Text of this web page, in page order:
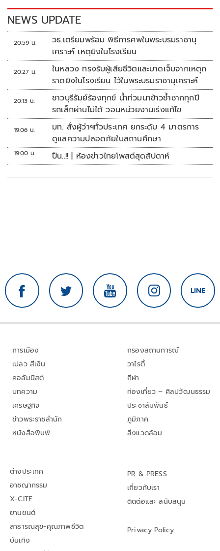
k k
NEWS UPDATE
20:59 น.
วธ.เตรียมพร้อม พิธีการศพในพระบรมราชานุ
เคราะห์ เหตุยิงในโรงเรียน
20:27 น.
ในหลวง ทรงรับผู้เสียชีวิตและบาดเจ็บจากเหตุก
ราดยิงในโรงเรียน ไว้ในพระบรมราชานุเคราะห์
20:13 น.
ชาวบุรีรัมย์ร้องทุกข์ น้ำท่วมนาข้าวซ้ำซากทุกปี
รถเล็กผ่านไม่ได้ วอนหน่วยงานเร่งแก้ไข
19:06 น.
มท. สั่งผู้ว่าฯทั่วประเทศ ยกระดับ 4 มาตรการ
ดูแลความปลอดภัยในสถานศึกษา
19:00 น. ปืน..!! | ห้องข่าวไทยโพสต์สุดสัปดาห์
การเมือง
เปลว สีเงิน
คอลัมนิสต์
บทความ
เศรษฐกิจ
ข่าวพระราชสำนัก
หนังสือพิมพ์
กรองสถานการณ์
วาไรตี้
กีฬา
ท่องเที่ยว – ศิลปวัฒนธรรม
ประชาสัมพันธ์
ภูมิภาค
สิ่งแวดล้อม
ต่างประเทศ
อาชญากรรม
X-CITE
ยานยนต์
สาธารณสุข-คุณภาพชีวิต
บันเทิง
PR & PRESS
เกี่ยวกับเรา
ติดต่อและ สนับสนุน
Privacy Policy